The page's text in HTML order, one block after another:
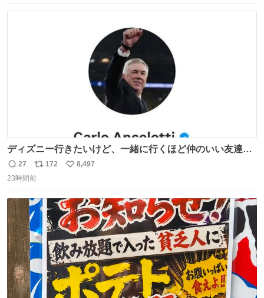
ディズニー行きたいけど、一緒に行くほど仲のいい友達が
居ない… ほんでこれ
返
信
27
リ
ポ
ト
172
い
数
8,497
23時間前